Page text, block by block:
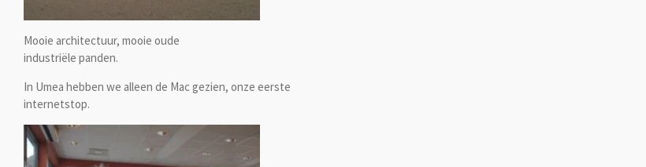
Mooie architectuur, mooie oude
industriële panden.
In Umea hebben we alleen de Mac gezien, onze eerste
internetstop.